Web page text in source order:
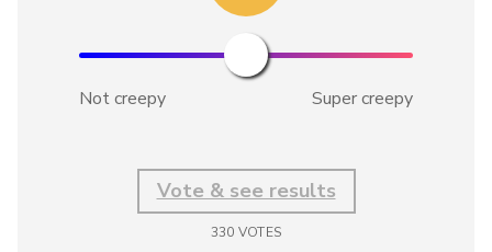
Not creepy Super creepy
Vote & see results
330 VOTES